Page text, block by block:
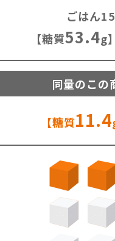
ごはん
【糖質53.4g
同量のこ
【糖質11.4